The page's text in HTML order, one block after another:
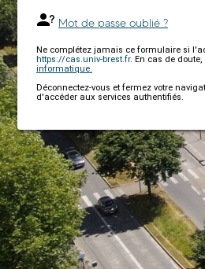
Mot de passe oublié ?
Ne complétez jamais ce formulaire si
https://cas.univ-brest.fr. En cas de doute,
informatique.
Déconnectez-vous et fermez votre
d'accéder aux services authentifiés.